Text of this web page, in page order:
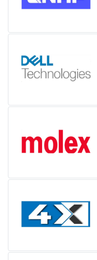
H3C WA6320
INTERNAL ANTENNAS 4
802.11AX/AC/N
11,855.42 ₾
FORTIGATE-120G 18 X